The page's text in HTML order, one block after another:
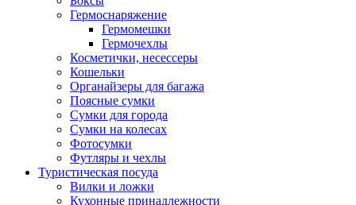
Гермоснаряжение
Гермомешки
Гермочехлы
Косметички, несессеры
Кошельки
Органайзеры для багажа
Поясные сумки
Сумки для города
Сумки на колесах
Фотосумки
Футляры и чехлы
Туристическая посуда
Вилки и ложки
Кухонные принадлежности